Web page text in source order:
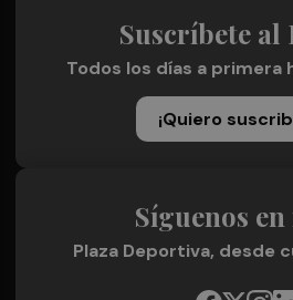
Suscríbete al
Todos los días a primera
¡Quiero
Síguenos en
Plaza Deportiva, desde